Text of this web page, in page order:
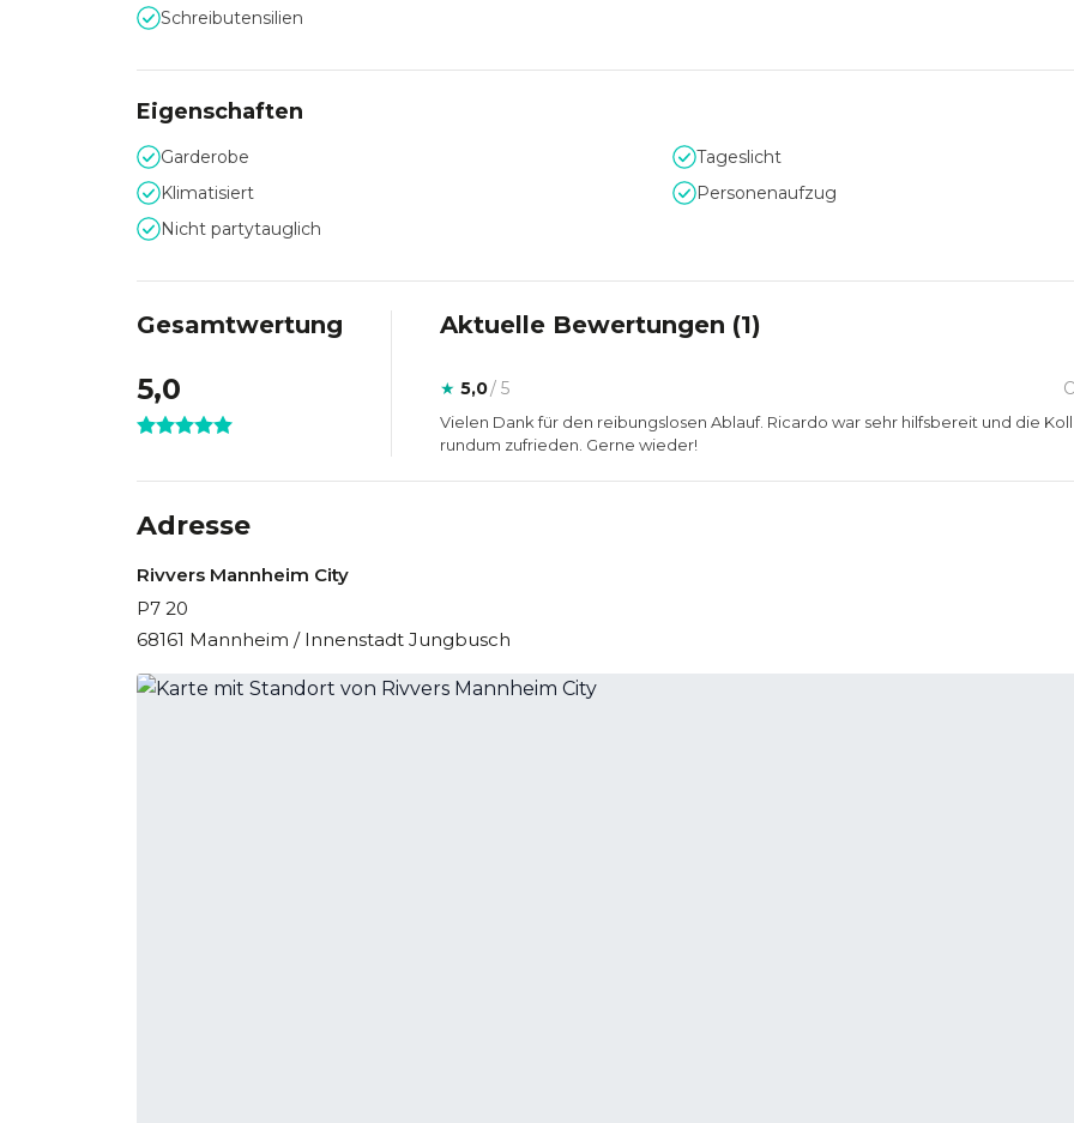
Schreibutensilien
Eigenschaften
Garderobe
Tageslicht
Klimatisiert
Personenaufzug
Nicht partytauglich
Gesamtwertung
5,0
Aktuelle Bewertungen (1)
★ 5,0/ 5
Vielen Dank für den reibungslosen Ablauf. Ricardo war sehr hilfsbereit und die
rundum zufrieden. Gerne wieder!
Adresse
Rivvers Mannheim City
P7 20
68161 Mannheim / Innenstadt Jungbusch